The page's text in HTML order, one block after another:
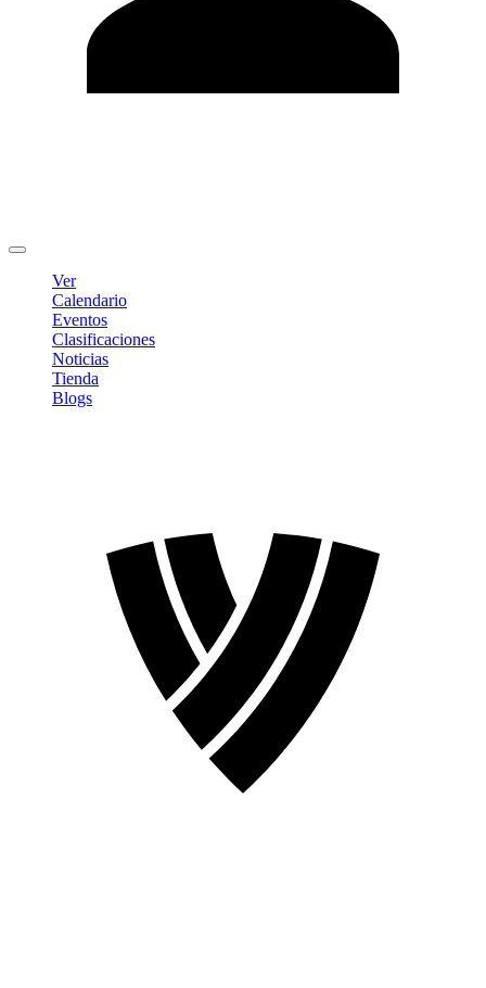
Ver
Calendario
Eventos
Clasificaciones
Noticias
Tienda
Blogs